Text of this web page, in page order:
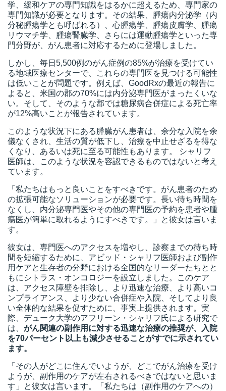
学、緩和ケアの専門知識をはるかに超えるため、専門家の
専門知識が必要となります。その結果、腫瘍内分泌学（内
分秘腫瘍学とも呼ばれる）、心腫瘍学、腫瘍皮膚学、腫瘍
リウマチ学、腫瘍腎臓学、さらには運動腫瘍学といった専
門分野が、がん患者に対応するために登場しました。
しかし、毎日5,500例のがん症例の85%が治療を受けてい
る地域医療センターで、これらの専門医を見つける可能性
は低いことが問題です。例えば、GoodRxの最近の報告に
よると、米国の郡の70%には内分泌専門医がまったくいな
い。そして、そのような郡では糖尿病合併症による死亡率
が12%高いことが報告されています。
このような状況下にある膵臓がん患者は、余分な入院を余
儀なくされ、生活の質が低下し、治療を中止せざるを得な
くなり、あるいは死に至る可能性もあります。 シャリフ
医師は、このような状況を容認できるものではないと考え
ています。
「私たちはもっと良いことをすべきです。がん患者のため
の拡張可能なソリューションが必要です。長い待ち時間を
なくし、内分泌専門医やその他の専門医の予約を患者や腫
瘍医が簡単に取れるようにすべきです。」と彼女は言いま
す。
彼女は、専門医へのアクセスを増やし、診察までの待ち時
間を短縮するために、アビッド・シャリフ医師および副作
用ケアと生存者の分野における全国的なリーダーたちとと
もにシトラス・オンコロジーを設立しました。このケア
は、アクセス障壁を排除し、より迅速な治療、より高いコ
ンプライアンス、より少ない合併症や入院、そしてより良
い全体的な結果を促すために、事実上提供されます。実
際、デューク大学のアフリーン・シャリフ氏による研究で
は、 がん関連の副作用に対する迅速な治療の推奨が、入院
を70パーセント以上も減少させることがすでに示されてい
ます。
「その人がどこに住んでいようが、どこでがん治療を受け
ようが、副作用のケアが左右されるべきではないと思いま
す」と彼女は言います。「私たちは（副作用のケアへの）